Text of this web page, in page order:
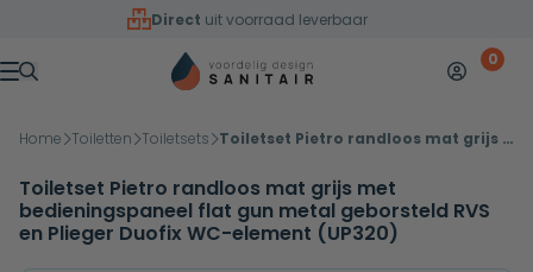
Overslaan naar inhoud
Direct uit voorraad leverbaar
Menu
Mijn 0
Home Toiletten Toiletsets Toiletset Pietro randloos mat grijs met bedieningspaneel flat gun metal geborsteld RVS en Plieger Duofix WC-element (UP320)
Toiletset Pietro randloos mat grijs met
bedieningspaneel flat gun metal geborsteld RVS
en Plieger Duofix WC-element (UP320)